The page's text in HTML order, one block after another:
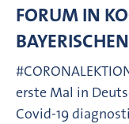
FORUM IN
erste Mal in
Covid-19